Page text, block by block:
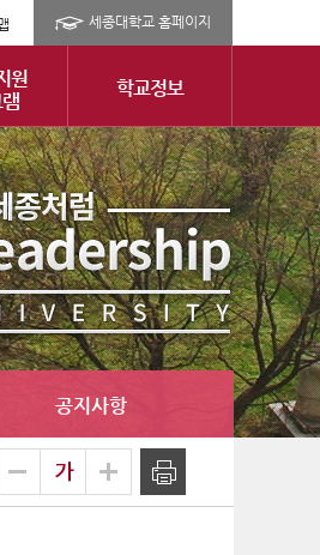
세종대학교 홈페이지
원
학교정보
공지사항
축소 확대 출력